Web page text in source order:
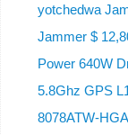
yotchedwa
Jammer $
Power 640W
5.8Ghz GPS
8078ATW-